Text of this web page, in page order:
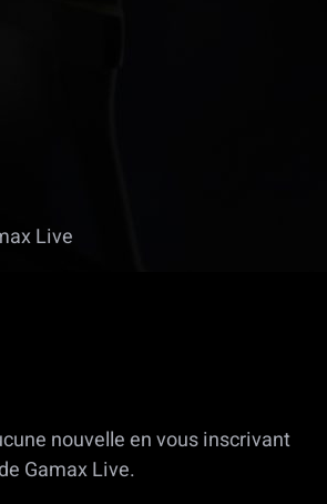
Live
nouvelle en vous inscrivant
Gamax Live.